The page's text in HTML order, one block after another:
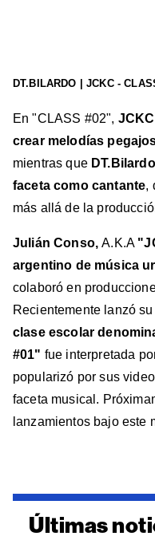
DT.BILARDO | JCKC -
En "CLASS #02",
crear melodías
mientras que
faceta como cantante,
más allá de la
Julián Conso,A.K.A
argentino de música
colaboró en
Recientemente lanzó su
clase escolar
#01" fue interpretada
popularizó por sus
faceta musical.
lanzamientos bajo este
Últimas